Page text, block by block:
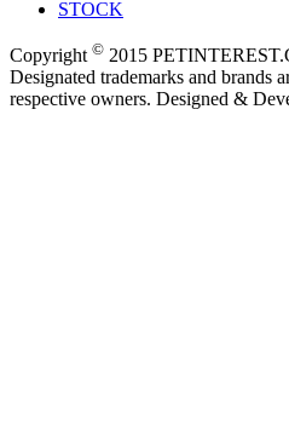
STOCK
Copyright © 2015
Designated trademarks and brands
respective owners. Designed &